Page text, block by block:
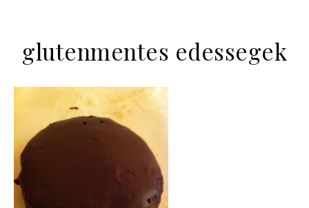
glutenmentes edessegek